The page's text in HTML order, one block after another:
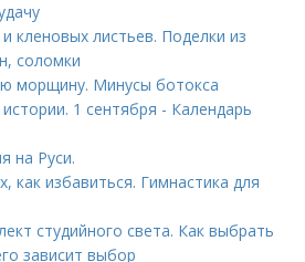
кленовых листьев. Поделки из
соломки
морщину. Минусы ботокса
1 сентября - Календарь
на Руси.
избавиться. Гимнастика для
студийного света. Как выбрать
зависит выбор